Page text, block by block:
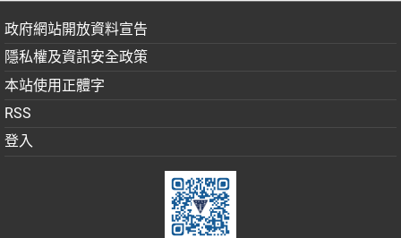
政府網站開放資料宣告
隱私權及資訊安全政策
本站使用正體字
RSS
登入